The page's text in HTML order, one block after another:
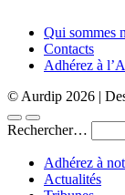
Qui sommes
Contacts
Adhérez à
© Aurdip 2026 |
Rechercher…
Adhérez à
Actualités